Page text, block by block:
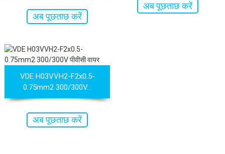
अब पूछताछ करें
अब पूछताछ करें
VDE H03VVH2-F2x0.5-
0.75mm2 300/300V...
अब पूछताछ करें